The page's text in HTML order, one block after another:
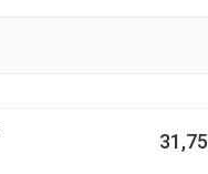
31,75